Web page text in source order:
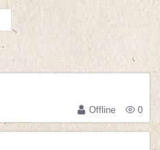
Offline
0